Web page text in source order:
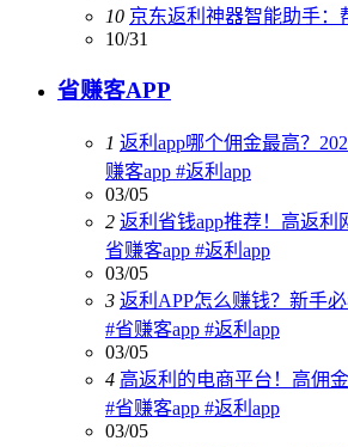
10 京东返利神器智能助手：
10/31
省赚客APP
1 返利app哪个佣金最高？
赚客app #返利app
03/05
2 返利省钱app推荐！高返利
省赚客app #返利app
03/05
3 返利APP怎么赚钱？新手
#省赚客app #返利app
03/05
4 高返利的电商平台！高佣
#省赚客app #返利app
03/05